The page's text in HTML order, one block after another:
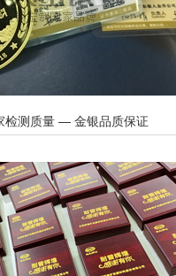
检测质量 — 金银品质保证